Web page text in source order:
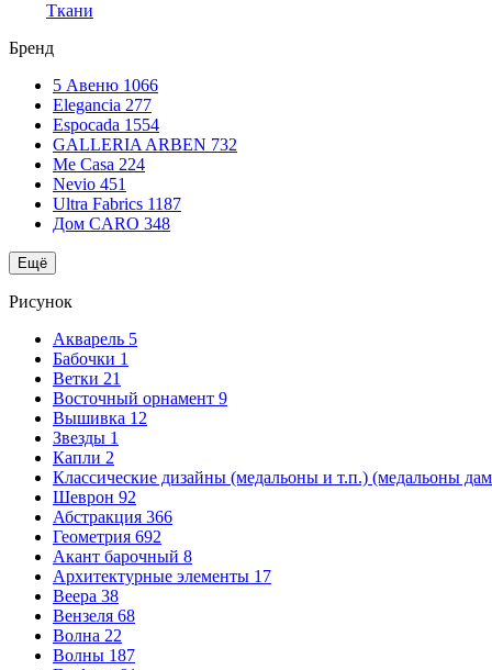
Ткани
Бренд
5 Авеню 1066
Elegancia 277
Espocada 1554
GALLERIA ARBEN 732
Me Casa 224
Nevio 451
Ultra Fabrics 1187
Дом CARO 348
Ещё
Рисунок
Акварель 5
Бабочки 1
Ветки 21
Восточный орнамент 9
Вышивка 12
Звезды 1
Капли 2
Классические дизайны (медальоны и т.п.) (медальоны
Шеврон 92
Абстракция 366
Геометрия 692
Акант барочный 8
Архитектурные элементы 17
Веера 38
Вензеля 68
Волна 22
Волны 187